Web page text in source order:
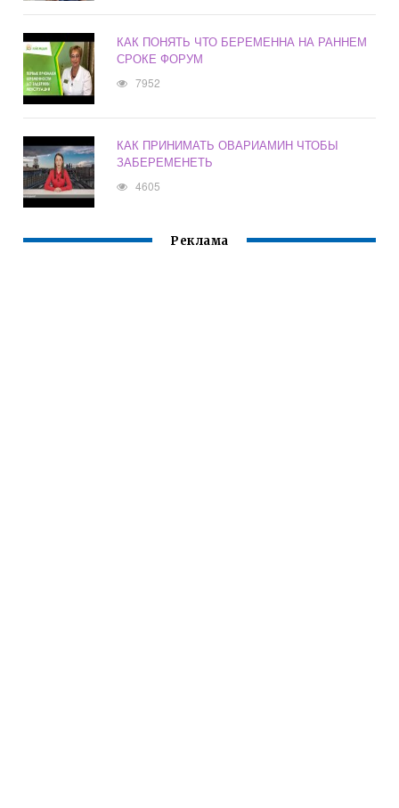
КАК ПОНЯТЬ ЧТО БЕРЕМЕННА НА РАННЕМ
СРОКЕ ФОРУМ
7952
КАК ПРИНИМАТЬ ОВАРИАМИН ЧТОБЫ
ЗАБЕРЕМЕНЕТЬ
4605
Реклама